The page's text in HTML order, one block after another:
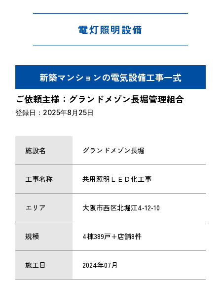
電灯照明設備
新築マンションの電気設備工事一式
ご依頼主様：グランドメゾン長堀管理組合
登録日：2025年8月25日
施設名 グランドメゾン長堀
工事名称 共用照明ＬＥＤ化工事
エリア 大阪市西区北堀江4‑12‑10
規模 4棟389戸+店舗8件
施工日 2024年07月